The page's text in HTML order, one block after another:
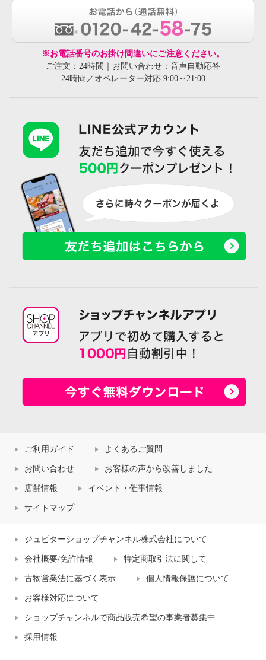
※お電話番号のお掛け間違いにご注意ください。
ご注文：24時間｜お問い合わせ：音声自動応答
24時間／オペレーター対応 9:00～21:00
ご利用ガイド よくあるご質問
お問い合わせ お客様の声から改善しました
店舗情報 イベント・催事情報
サイトマップ
ジュピターショップチャンネル株式会社について
会社概要/免許情報 特定商取引法に関して
古物営業法に基づく表示 個人情報保護について
お客様対応について
ショップチャンネルで商品販売希望の事業者募集中
採用情報